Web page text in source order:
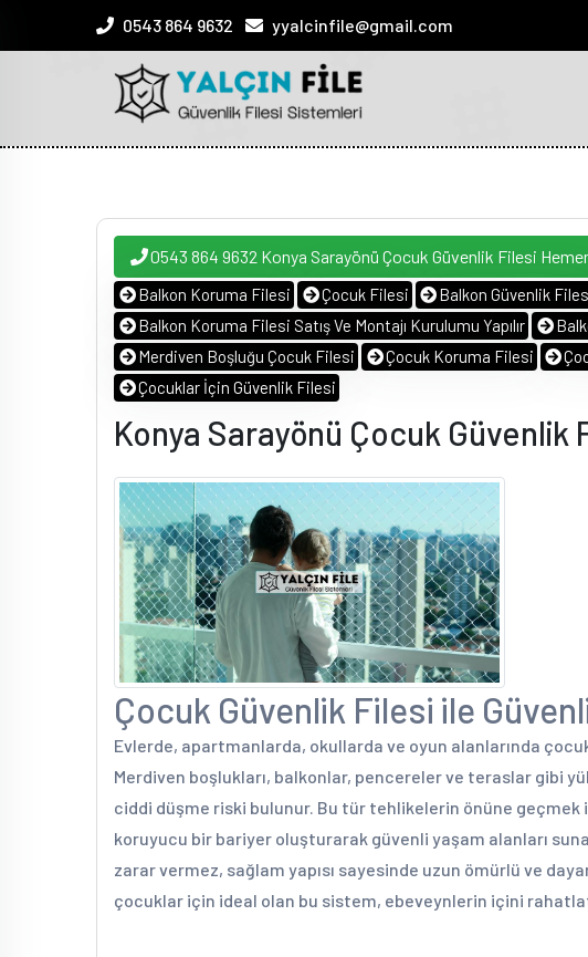
0543 864 9632 yyalcinfile@gmail.com
0543 864 9632 Konya Sarayönü Çocuk Güvenlik Filesi
Balkon Koruma Filesi Çocuk Filesi Balkon Güvenlik
Balkon Koruma Filesi Satış Ve Montajı Kurulumu Yapılır
Merdiven Boşluğu Çocuk Filesi
Çocuk Koruma Filesi
Çocuklar İçin Güvenlik Filesi
Konya Sarayönü Çocuk Güvenlik
Çocuk Güvenlik Filesi ile
Evlerde, apartmanlarda, okullarda ve oyun alanlarında
Merdiven boşlukları, balkonlar, pencereler ve teraslar gibi
ciddi düşme riski bulunur. Bu tür tehlikelerin önüne geçmek
koruyucu bir bariyer oluşturarak güvenli yaşam alanları
zarar vermez, sağlam yapısı sayesinde uzun ömürlü ve
çocuklar için ideal olan bu sistem, ebeveynlerin içini